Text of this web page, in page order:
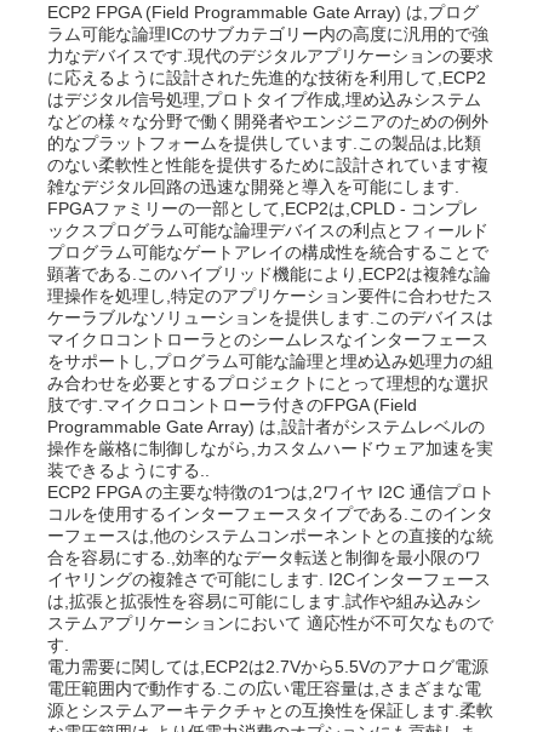
ホーム
製品
ビデオ
ECP2 FPGA (Field Programmable Gate Array) は,プログ
ラム可能な論理ICのサブカテゴリー内の高度に汎用的で強
力なデバイスです.現代のデジタルアプリケーションの要求
に応えるように設計された先進的な技術を利用して,ECP2
はデジタル信号処理,プロトタイプ作成,埋め込みシステム
などの様々な分野で働く開発者やエンジニアのための例外
的なプラットフォームを提供しています.この製品は,比類
のない柔軟性と性能を提供するために設計されています複
雑なデジタル回路の迅速な開発と導入を可能にします.
FPGAファミリーの一部として,ECP2は,CPLD - コンプレ
ックスプログラム可能な論理デバイスの利点とフィールド
プログラム可能なゲートアレイの構成性を統合することで
顕著である.このハイブリッド機能により,ECP2は複雑な論
理操作を処理し,特定のアプリケーション要件に合わせたス
ケーラブルなソリューションを提供します.このデバイスは
マイクロコントローラとのシームレスなインターフェース
をサポートし,プログラム可能な論理と埋め込み処理力の組
み合わせを必要とするプロジェクトにとって理想的な選択
肢です.マイクロコントローラ付きのFPGA (Field
Programmable Gate Array) は,設計者がシステムレベルの
操作を厳格に制御しながら,カスタムハードウェア加速を実
装できるようにする..
ECP2 FPGA の主要な特徴の1つは,2ワイヤ I2C 通信プロト
コルを使用するインターフェースタイプである.このインタ
ーフェースは,他のシステムコンポーネントとの直接的な統
合を容易にする.,効率的なデータ転送と制御を最小限のワ
イヤリングの複雑さで可能にします. I2Cインターフェース
は,拡張と拡張性を容易に可能にします.試作や組み込みシ
ステムアプリケーションにおいて 適応性が不可欠なもので
す.
電力需要に関しては,ECP2は2.7Vから5.5Vのアナログ電源
電圧範囲内で動作する.この広い電圧容量は,さまざまな電
源とシステムアーキテクチャとの互換性を保証します.柔軟